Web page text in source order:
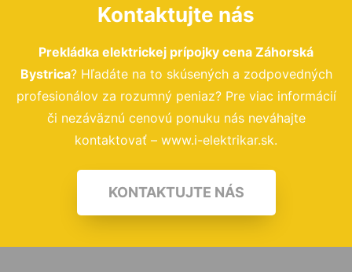
Kontaktujte nás
Prekládka elektrickej prípojky cena Záhorská
Bystrica? Hľadáte na to skúsených a zodpovedných
profesionálov za rozumný peniaz? Pre viac informácií
či nezáväznú cenovú ponuku nás neváhajte
kontaktovať – www.i-elektrikar.sk.
KONTAKTUJTE NÁS